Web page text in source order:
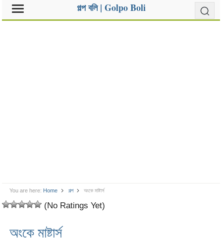
গল্প বলি | Golpo Boli
You are here: Home গল্প অংকে মাষ্টার্স
(No Ratings Yet)
অংকে মাষ্টার্স